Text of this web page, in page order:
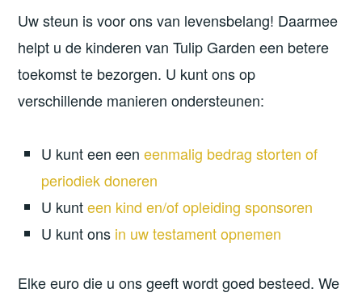
Uw steun is voor ons van levensbelang! Daarmee
helpt u de kinderen van Tulip Garden een betere
toekomst te bezorgen. U kunt ons op
verschillende manieren ondersteunen:
U kunt een eeneenmalig bedrag storten of
periodiek doneren
U kunteen kind en/of opleiding sponsoren
U kunt ons in uw testament opnemen
Elke euro die u ons geeft wordt goed besteed. We